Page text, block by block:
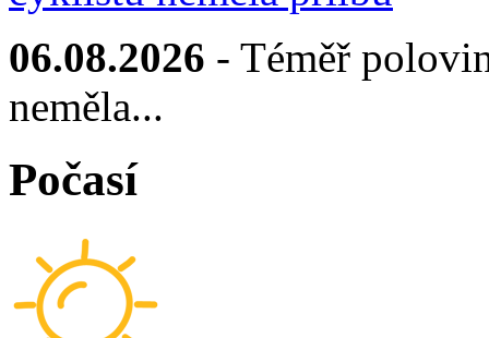
06.08.2026 - Téměř
neměla...
Počasí